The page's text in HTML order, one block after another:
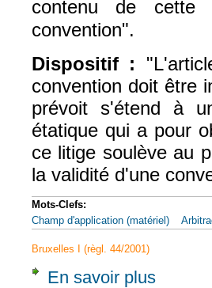
contenu de cette
convention".
Dispositif :
convention doit être
prévoit s'étend à
étatique qui a pour
ce litige soulève au
la validité d'une
Mots-Clefs:
Champ d'application (matériel)
Bruxelles I (règl. 44/2001)
En savoir plus